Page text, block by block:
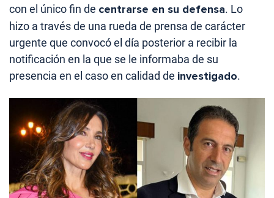
con el único fin de centrarse en su defensa. Lo
hizo a través de una rueda de prensa de carácter
urgente que convocó el día posterior a recibir la
notificación en la que se le informaba de su
presencia en el caso en calidad de investigado.